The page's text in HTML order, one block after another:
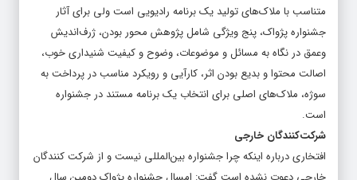
برای انتخاب برگزیدگان گفت: برای یک برنامه مستند، ملاک داوری
متناسب با ملاک‌های تولید یک برنامه رادیویی است ولی برای آثار
جشنواره پژواک، پنج ویژگی شامل پژوهش محور بودن، ژرف‌اندیش
وعمق در نگاه به مسائل و موضوعات، وضوح و کیفیت شنیداری خوب،
اصالت محتوا و بدیع بودن اثر، کارآیی و رویکرد مناسب در پرداخت به
سوژه، ملاک‌های اصلی برای انتخاب یک برنامه مستند در جشنواره
است.
شرکت‌کنندگان خارجی